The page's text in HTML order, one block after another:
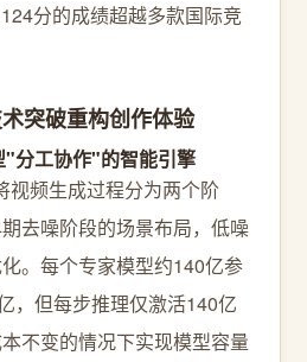
分的成绩超越多款国际竞
突破重构创作体验
"分工协作"的智能引擎
视频生成过程分为两个阶
去噪阶段的场景布局，低噪
。每个专家模型约140亿参
，但每步推理仅激活140亿
不变的情况下实现模型容量